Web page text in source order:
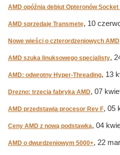
AMD opóźnia debiut Opteronów Socket
AMD sprzedaje Transmetę, 10
Nowe wieści o czterordzeniowych AMD
AMD szuka linuksowego specjalisty,
AMD: odwrotny Hyper-Threading, 13
Drezno: trzecia fabryka AMD, 07
AMD przedstawia procesor Rev F, 05
Ceny AMD z nową podstawką, 04
AMD o dwurdzeniowym 5000+, 22